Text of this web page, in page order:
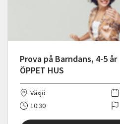
Prova på Barndans, 4-5 år
ÖPPET HUS
Växjö
10:30